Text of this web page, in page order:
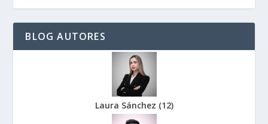
BLOG AUTORES
Laura Sánchez (12)